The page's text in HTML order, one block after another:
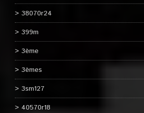
38070r24
399m
3ème
3èmes
3sm127
40570r18